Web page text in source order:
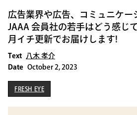
広告業界や広告、コミュニケー
JAAA 会員社の若手はどう感じ
月イチ更新でお届けします!
Text
八木 孝介
Date October 2, 2023
FRESH EYE
FRESH EYE